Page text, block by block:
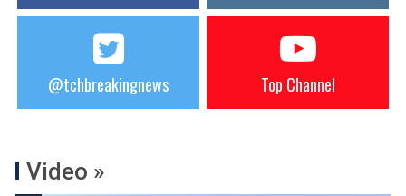
@tchbreakingnews Top Channel
Video »